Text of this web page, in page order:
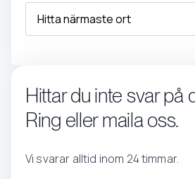
Hittar du inte svar på
Ring eller maila oss.
Vi svarar alltid inom 24 timmar.